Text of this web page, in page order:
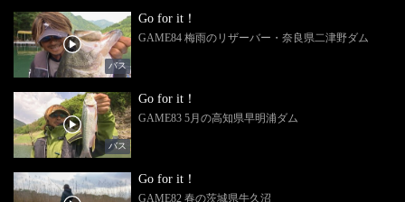
バス
Go for it！
GAME84 梅雨のリザーバー・奈良県二津野ダム
バス
Go for it！
GAME83 5月の高知県早明浦ダム
Go for it！
GAME82 春の茨城県牛久沼